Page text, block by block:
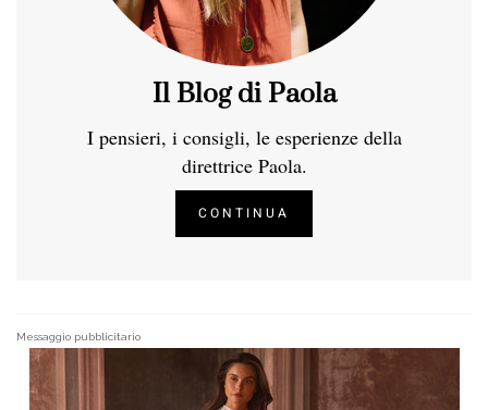
Il Blog di Paola
I pensieri, i consigli, le esperienze della
direttrice Paola.
CONTINUA
Messaggio pubblicitario